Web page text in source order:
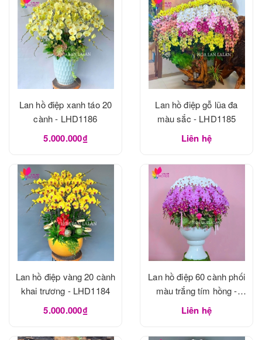
Lan hồ điệp xanh táo 20
cành - LHD1186
5.000.000₫
Lan hồ điệp gỗ lũa đa
màu sắc - LHD1185
Liên hệ
Lan hồ điệp vàng 20 cành
khai trương - LHD1184
5.000.000₫
Lan hồ điệp 60 cành phối
màu trắng tím hồng -
LHD1183
Liên hệ